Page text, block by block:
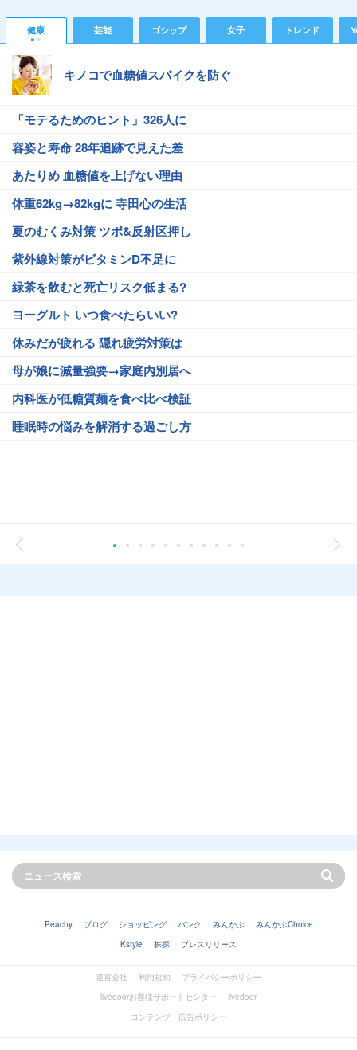
健康 芸能 ゴシップ 女子 トレンド
キノコで血糖値スパイクを防ぐ
「モテるためのヒント」326人に
容姿と寿命 28年追跡で見えた差
あたりめ 血糖値を上げない理由
体重62kg→82kgに 寺田心の生活
夏のむくみ対策 ツボ&反射区押し
紫外線対策がビタミンD不足に
緑茶を飲むと死亡リスク低まる?
ヨーグルト いつ食べたらいい?
休みだが疲れる 隠れ疲労対策は
母が娘に減量強要→家庭内別居へ
内科医が低糖質麺を食べ比べ検証
睡眠時の悩みを解消する過ごし方
Peachy ブログ ショッピング バンク みんかぶ
みんかぶChoice
Kstyle
株探 プレスリリース
運営会社 利用規約
プライバシーポリシー
livedoorお客様サポートセンター
livedoor
コンテンツ・広告ポリシー